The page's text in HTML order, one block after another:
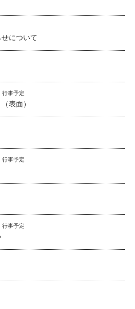
について
行事予定
表面）
行事予定
行事予定